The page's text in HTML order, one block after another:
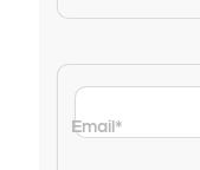
Email*